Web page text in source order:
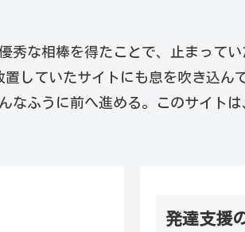
秀な相棒を得たことで、止まって
していたサイトにも息を吹き込ん
ふうに前へ進める。このサイト
発達支援